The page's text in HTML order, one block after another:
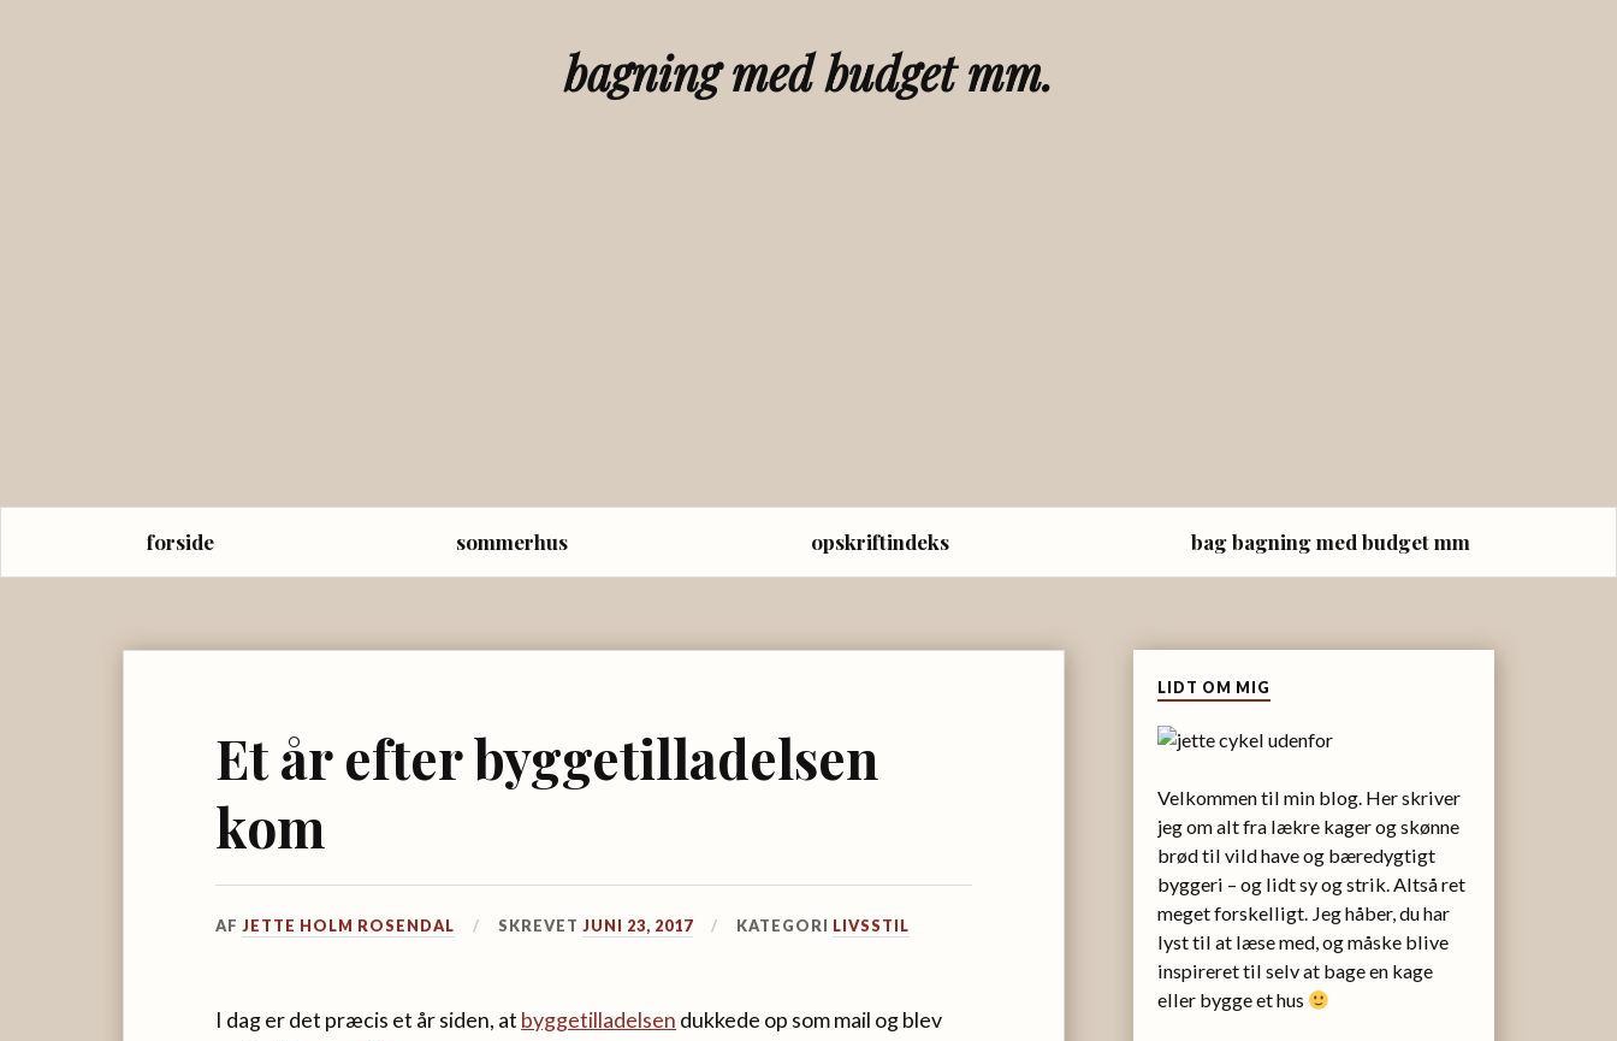
bagning med budget mm.
forside sommerhus opskriftindeks bag bagning med budget mm
Et år efter byggetilladelsen
kom
AFJETTE HOLM ROSENDAL SKREVETJUNI 23, 2017 KATEGORI LIVSSTIL
I dag er det præcis et år siden, at byggetilladelsen dukkede op som mail og blev
LIDT OM MIG
Velkommen til min blog. Her skriver
jeg om alt fra lækre kager og skønne
brød til vild have og bæredygtigt
byggeri – og lidt sy og strik. Altså ret
meget forskelligt. Jeg håber, du har
lyst til at læse med, og måske blive
inspireret til selv at bage en kage
eller bygge et hus